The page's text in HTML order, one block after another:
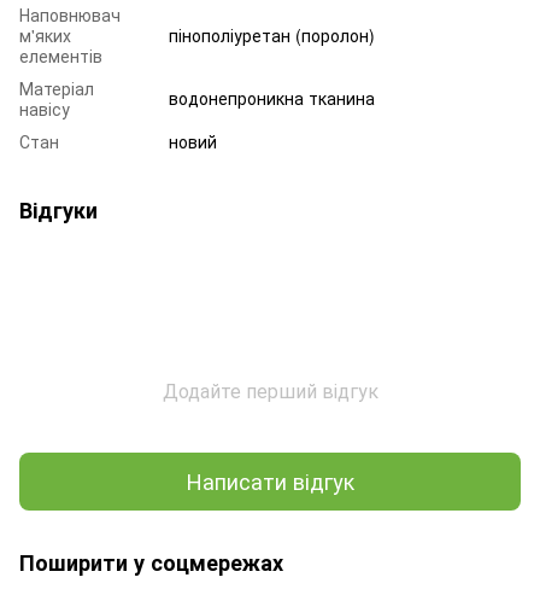
Наповнювач
м'яких
елементів
пінополіуретан (поролон)
Матеріал
навісу
водонепроникна тканина
Стан
новий
Відгуки
Додайте перший відгук
Написати відгук
Поширити у соцмережах